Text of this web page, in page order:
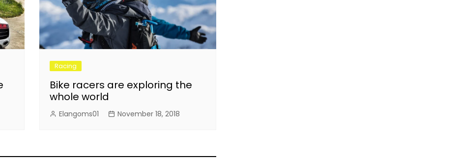
Racing
Bike racers are exploring the
whole world
Elangoms01 November 18, 2018